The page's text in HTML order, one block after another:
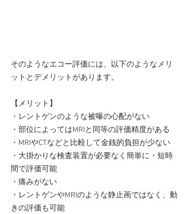
そのようなエコー評価には、以下のようなメリ
ットとデメリットがあります。
【メリット】
・レントゲンのような被曝の心配がない
・部位によってはMRIと同等の評価精度がある
・MRIやCTなどと比較して金銭的負担が少ない
・大掛かりな検査装置が必要なく簡単に・短時
間で評価可能
・痛みがない
・レントゲンやMRIのような静止画ではなく、動
きの評価も可能